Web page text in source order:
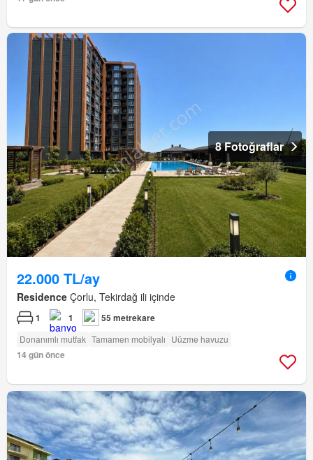
8 Fotoğraflar
22.000 TL/ay
Residence Çorlu, Tekirdağ ili içinde
1 1 55 metrekare
Donanımlı mutfak Tamamen mobilyalı Uüzme havuzu
14 gün önce